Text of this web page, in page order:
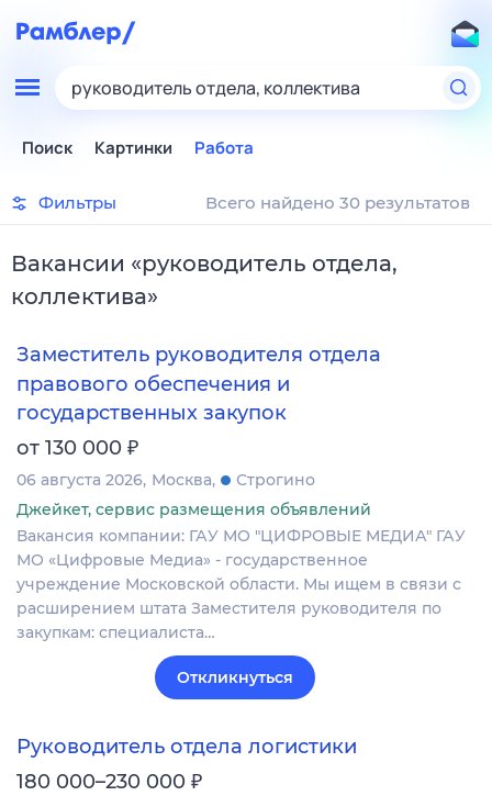
руководитель отдела, коллектива
Поиск Картинки Работа
Фильтры Всего найдено 30 результатов
Вакансии «руководитель отдела,
коллектива»
Заместитель руководителя отдела
правового обеспечения и
государственных закупок
от 130 000 ₽
06 августа 2026 Москва
Строгино
Джейкет, сервис размещения объявлений
Вакансия компании: ГАУ МО "ЦИФРОВЫЕ МЕДИА" ГАУ
МО «Цифровые Медиа» - государственное
учреждение Московской области. Мы ищем в связи с
расширением штата Заместителя руководителя по
закупкам: специалиста…
Откликнуться
Руководитель отдела логистики
180 000–230 000 ₽